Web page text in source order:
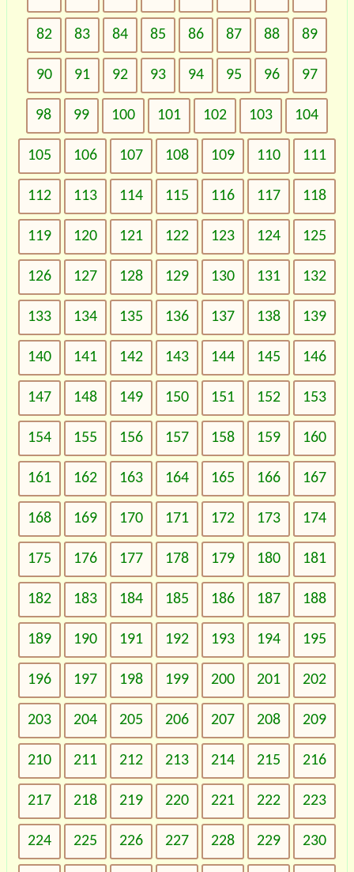
82 83 84 85 86 87 88 89
90 91 92 93 94 95 96 97
98 99 100 101 102 103 104
105 106 107 108 109 110 111
112 113 114 115 116 117 118
119 120 121 122 123 124 125
126 127 128 129 130 131 132
133 134 135 136 137 138 139
140 141 142 143 144 145 146
147 148 149 150 151 152 153
154 155 156 157 158 159 160
161 162 163 164 165 166 167
168 169 170 171 172 173 174
175 176 177 178 179 180 181
182 183 184 185 186 187 188
189 190 191 192 193 194 195
196 197 198 199 200 201 202
203 204 205 206 207 208 209
210 211 212 213 214 215 216
217 218 219 220 221 222 223
224 225 226 227 228 229 230